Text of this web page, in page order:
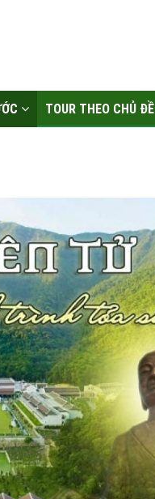
TOUR THEO CHỦ ĐỀ